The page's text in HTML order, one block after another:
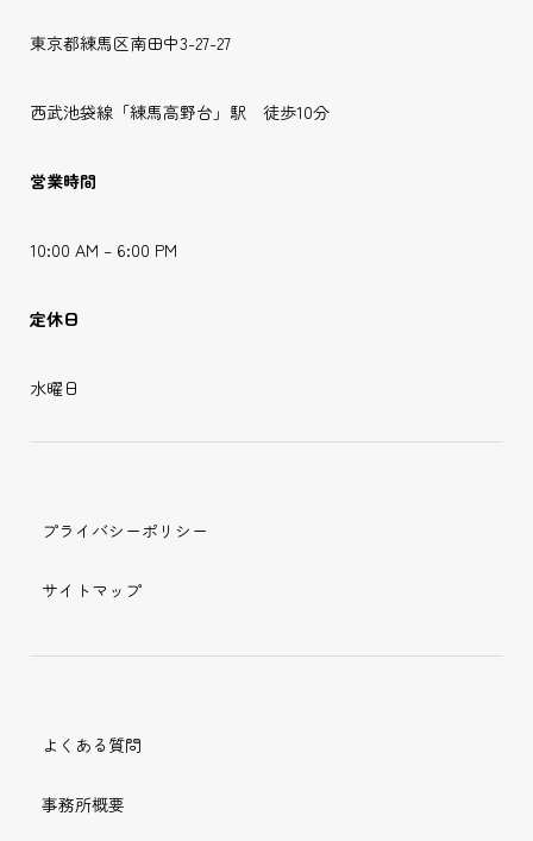
東京都練馬区南田中3-27-27
西武池袋線「練馬高野台」駅 徒歩10分
営業時間
10:00 AM – 6:00 PM
定休日
水曜日
プライバシーポリシー
サイトマップ
よくある質問
事務所概要